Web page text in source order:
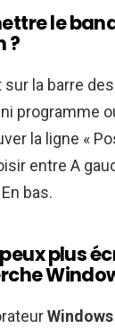
le
?
sur la barre
programme
la ligne «
entre A
En bas.
plus
Windows